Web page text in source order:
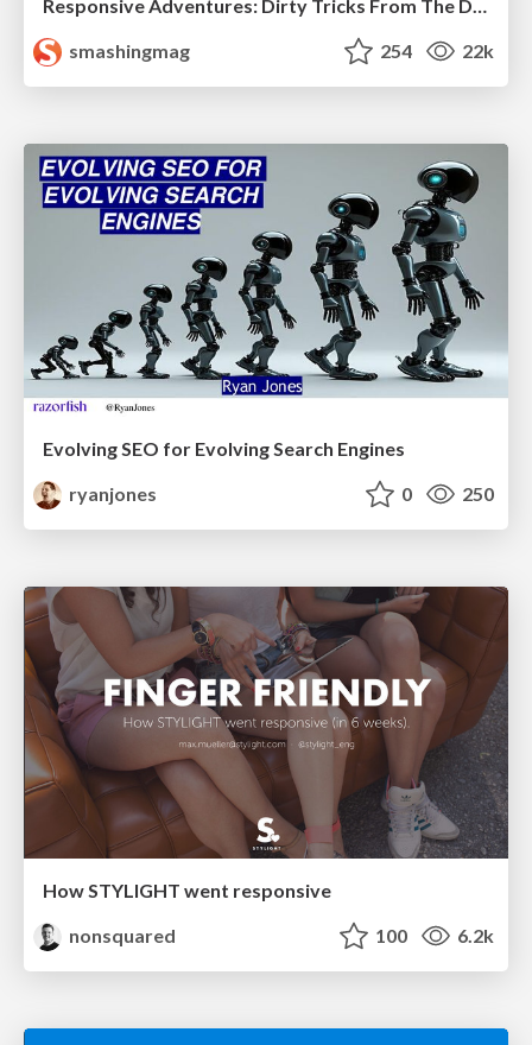
Responsive Adventures: Dirty Tricks From The Dark Corners of Front-End
smashingmag
254 22k
Evolving SEO for Evolving Search Engines
ryanjones
0 250
How STYLIGHT went responsive
nonsquared
100 6.2k